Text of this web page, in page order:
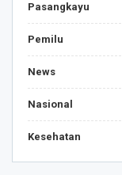
Pasangkayu
Pemilu
News
Nasional
Kesehatan